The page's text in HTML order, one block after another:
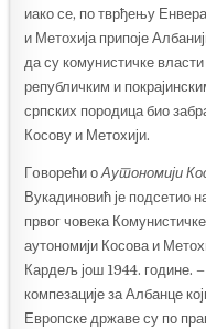
иако се, по тврђењу
и Метохија припоје
да су комунистичке
републичким и
српских породица био
Косову и Метохији.
Гoворећи оАутономији
Вукадиновић је подсетио
првог човека
аутономији Косова и
Кардељ још 1944. године. –
компезације за Албанце
Европске државе су по